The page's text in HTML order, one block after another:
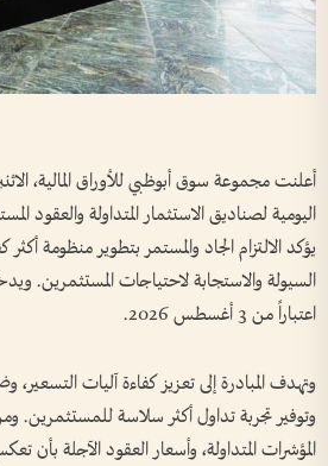
أعلنت مجموعة سوق أبوظبي للأوراق المالية،
اليومية لصناديق الاستثمار المتداولة والعقود
يؤكد الالتزام الجاد والمستمر بتطوير منظومة أكثر
السيولة والاستجابة لاحتياجات المستثمرين.
اعتباراً من 3 أغسطس 2026.
وتهدف المبادرة إلى تعزيز كفاءة آليات التسعير،
وتوفير تجربة تداول أكثر سلاسة
المؤشرات المتداولة، وأسعار العقود الآجلة